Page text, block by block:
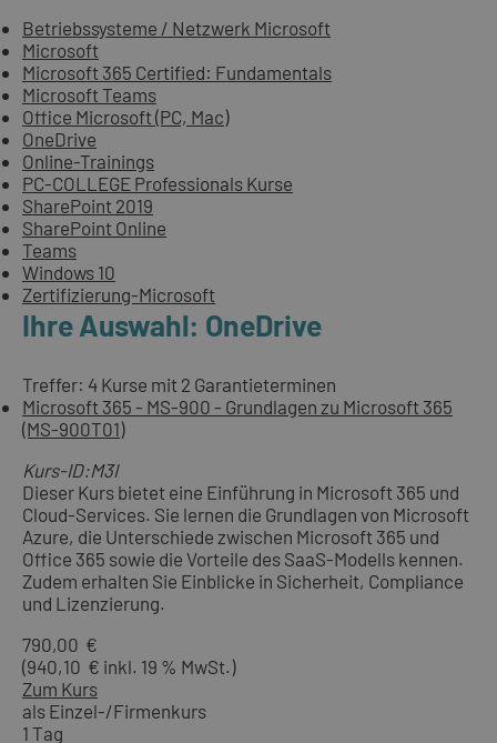
Betriebssysteme / Netzwerk Microsoft
Microsoft
Microsoft 365 Certified: Fundamentals
Microsoft Teams
Office Microsoft (PC, Mac)
OneDrive
Online-Trainings
PC-COLLEGE Professionals Kurse
SharePoint 2019
SharePoint Online
Teams
Windows 10
Zertifizierung-Microsoft
Ihre Auswahl: OneDrive
Treffer: 4 Kurse mit 2 Garantieterminen
Microsoft 365 - MS-900 - Grundlagen zu Microsoft 365
(MS-900T01)
Kurs-ID:M3I
Dieser Kurs bietet eine Einführung in Microsoft 365 und
Cloud-Services. Sie lernen die Grundlagen von Microsoft
Azure, die Unterschiede zwischen Microsoft 365 und
Office 365 sowie die Vorteile des SaaS-Modells kennen.
Zudem erhalten Sie Einblicke in Sicherheit, Compliance
und Lizenzierung.
790,00 €
(940,10 € inkl. 19 % MwSt.)
Zum Kurs
als Einzel-/Firmenkurs
1 Tag